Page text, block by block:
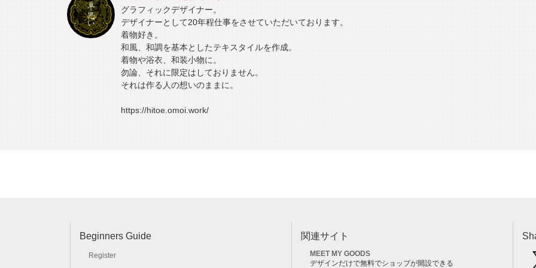
グラフィックデザイナー。
デザイナーとして20年程仕事をさせていただいております。
着物好き。
和風、和調を基本としたテキスタイルを作成。
着物や浴衣、和装小物に。
勿論、それに限定はしておりません。
それは作る人の想いのままに。
https://hitoe.omoi.work/
Beginners Guide
Register
関連サイト
MEET MY GOODS
デザインだけで無料でショップが開設できる